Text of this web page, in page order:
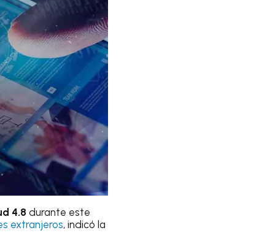
4.8 durante este
extranjeros, indicó la